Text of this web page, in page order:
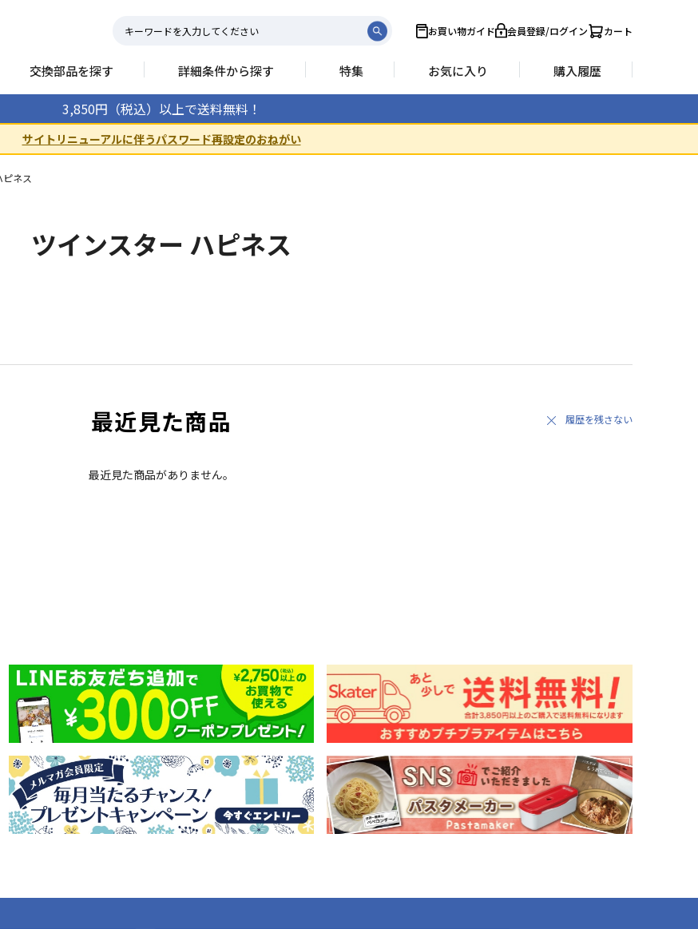
お買い物ガイド 会員登録/ログイン カート
交換部品を探す 詳細条件から探す 特集 お気に入り 購入履歴
3,850円（税込）以上で送料無料！
サイトリニューアルに伴うパスワード再設定のおねがい
ネス
ツインスター ハピネス
最近見た商品
最近見た商品がありません。
履歴を残さない